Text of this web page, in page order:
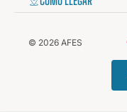
© 2026AFES